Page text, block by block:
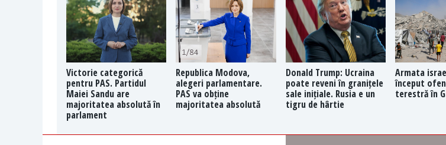
Victorie categorică
pentru PAS. Partidul
Maiei Sandu are
majoritatea absolută în
parlament
Republica Modova,
alegeri parlamentare.
PAS va obține
majoritatea absolută
Donald Trump: Ucraina
poate reveni în granițele
sale inițiale. Rusia e un
tigru de hârtie
Armata
început
terestră în